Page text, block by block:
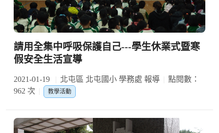
請用全集中呼吸保護自己---學生休業式暨寒
假安全生活宣導
2021-01-19 北屯區 北屯國小 學務處 報導
點閱數：
962 次
教學活動